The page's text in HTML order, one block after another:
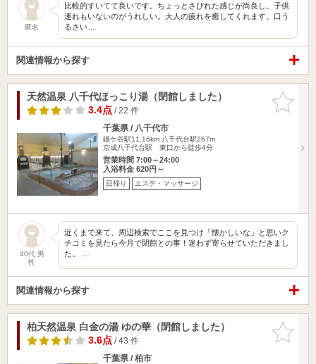
匿名
比較的すいてて良いです。ちょっとさびれた感じが尚良し。子供
連れもいないのがうれしい。大人の疲れを癒してくれます。口う
るさい…
関連情報から探す
お気に入
りに追加
天然温泉 八千代ほっこり湯（閉館しました）
3.4点/ 22 件
千葉県 / 八千代市
鎌ケ谷駅11.16km 八千代台駅267m
京成八千代台駅 東口から徒歩4分
営業時間 7:00～24:00
入浴料金 620円～
日帰り エステ・マッサージ
40代 男
性
近くまで来て、周辺検索でここを見つけ「懐かしいな」と思いク
チコミを見たら今月で閉館との事！迷わず寄らせていただきまし
た。 …
関連情報から探す
お気に入
りに追加
柏天然温泉 白金の湯 ゆの華（閉館しました）
3.6点/ 43 件
千葉県 / 柏市